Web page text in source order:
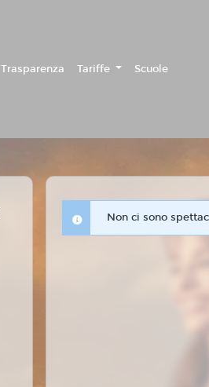
Trasparenza Tariffe Scuole
Non ci sono